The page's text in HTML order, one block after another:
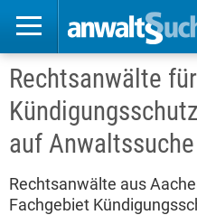
Rechtsanwälte für
auf
Rechtsanwälte aus
Fachgebiet